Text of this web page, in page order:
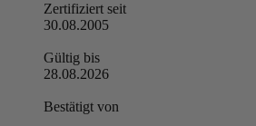
Zertifiziert seit
30.08.2005
Gültig bis
28.08.2026
Bestätigt von